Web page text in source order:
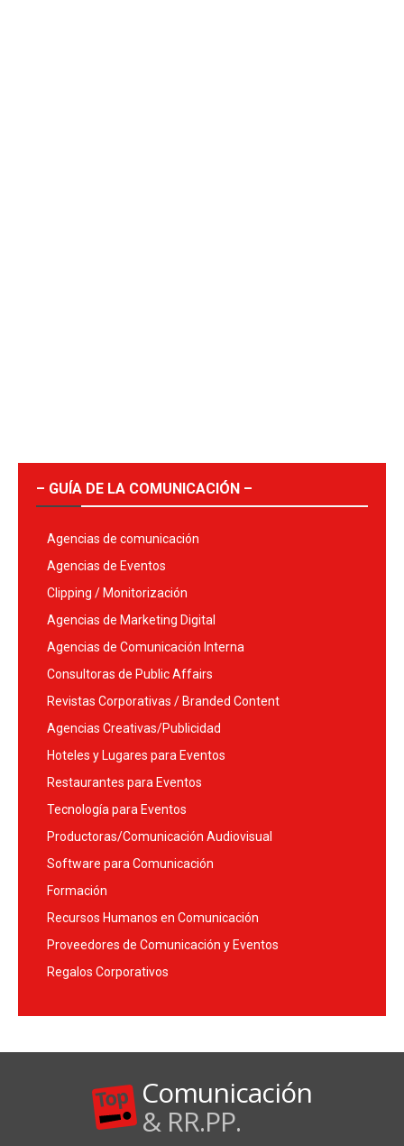
– GUÍA DE LA COMUNICACIÓN –
Agencias de comunicación
Agencias de Eventos
Clipping / Monitorización
Agencias de Marketing Digital
Agencias de Comunicación Interna
Consultoras de Public Affairs
Revistas Corporativas / Branded Content
Agencias Creativas/Publicidad
Hoteles y Lugares para Eventos
Restaurantes para Eventos
Tecnología para Eventos
Productoras/Comunicación Audiovisual
Software para Comunicación
Formación
Recursos Humanos en Comunicación
Proveedores de Comunicación y Eventos
Regalos Corporativos
Comunicación
& RR.PP.